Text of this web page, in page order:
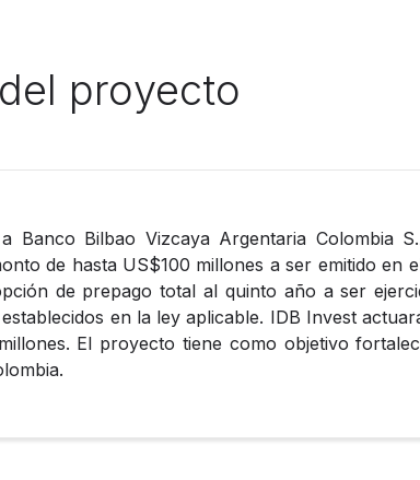
proyecto
Banco Bilbao Vizcaya Argentaria Colombia
de hasta US$100 millones a ser emitido en
de prepago total al quinto año a ser
en la ley aplicable. IDB Invest
El proyecto tiene como objetivo